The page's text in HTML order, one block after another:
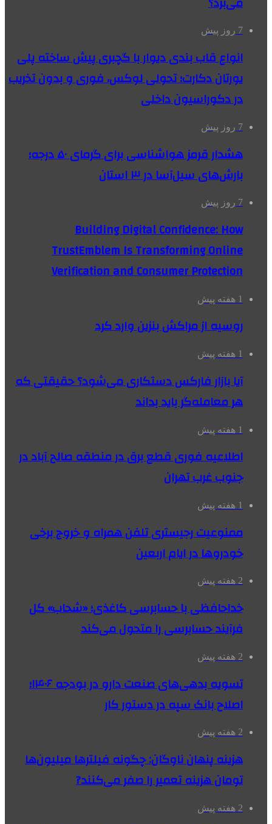
7 روز پیش
انواع قاب بندی دیوار با گچبری پیش ساخته پلی
یورتان دکارت؛ تحولی لوکس، فوری و بدون تخریب
در دکوراسیون داخلی
7 روز پیش
هشدار قرمز هواشناسی برای گرمای ۵۰ درجه؛
بارش‌های سیل‌آسا در ۳ استان
7 روز پیش
Building Digital Confidence: How
TrustEmblem Is Transforming Online
Verification and Consumer Protection
1 هفته پیش
روسیه از مراکش بنزین وارد کرد
1 هفته پیش
آیا بازار فارکس دستکاری می‌شود؟ حقیقتی که
هر معامله‌گر باید بداند
1 هفته پیش
اطلاعیه فوری قطع برق در منطقه صالح آباد در
جنوب غرب تهران
1 هفته پیش
ممنوعیت رجیستری تلفن همراه و خروج برخی
خودروها در ایام اربعین
2 هفته پیش
خداحافظی با حسابرسی کاغذی؛ «شحاب» کل
فرآیند حسابرسی را متحول می‌کند
2 هفته پیش
تسویه بدهی‌های صنعت دارو در بودجه ۱۴۰۶؛
اصلاح بانک سپه در دستور کار
2 هفته پیش
هزینه پنهان ناوگان: چگونه فیلترها میلیون‌ها
تومان هزینه تعمیر را صفر می‌کنند?
2 هفته پیش